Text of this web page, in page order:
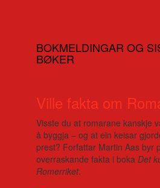
BOKMELDINGAR OG
BØKER
Ville fakta om
Visste du at romarane kanskje
å byggja – og at ein keisar
prest? Forfattar Martin Aas byr
overraskande fakta i boka Det
Romerriket.